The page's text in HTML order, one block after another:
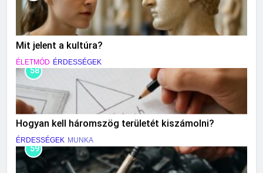
Mit jelent a kultúra?
ÉLETMÓD ÉRDESSÉGEK
58
Hogyan kell háromszög területét kiszámolni?
ÉRDESSÉGEK MUNKA
59